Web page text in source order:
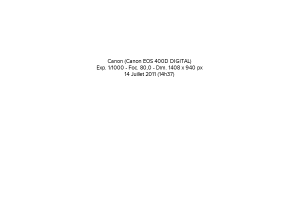
Canon (Canon EOS 400D DIGITAL)
Exp. 1/1000 - Foc. 80,0 - Dim. 1408 x 940 px
14 Juillet 2011 (14h37)